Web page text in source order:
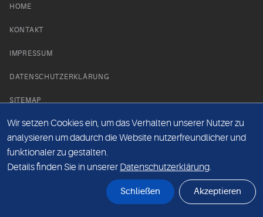
HOME
KONTAKT
IMPRESSUM
DATENSCHUTZERKLÄRUNG
SITEMAP
NEWS PARTNER
Wir setzen Cookies ein, um das Verhalten unserer Nutzer zu
analysieren um dadurch die Website nutzerfreundlicher und
funktionaler zu gestalten.
Details finden Sie in unserer Datenschutzerklärung.
Schließen Akzeptieren